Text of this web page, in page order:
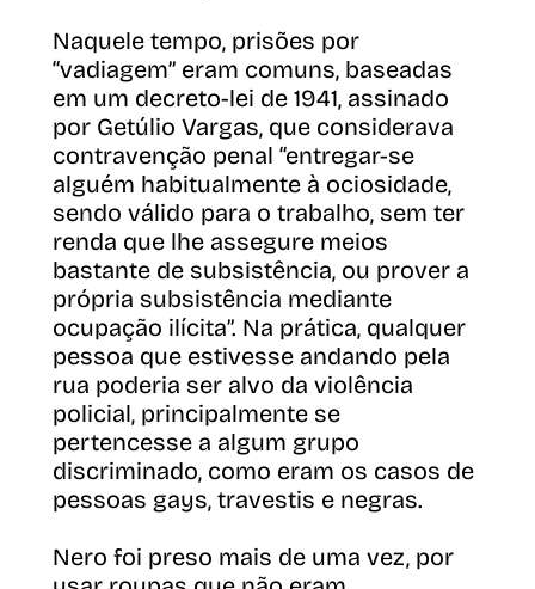
Naquele tempo, prisões por
“vadiagem” eram comuns, baseadas
em um decreto-lei de 1941, assinado
por Getúlio Vargas, que considerava
contravenção penal “entregar-se
alguém habitualmente à ociosidade,
sendo válido para o trabalho, sem ter
renda que lhe assegure meios
bastante de subsistência, ou prover a
própria subsistência mediante
ocupação ilícita”. Na prática, qualquer
pessoa que estivesse andando pela
rua poderia ser alvo da violência
policial, principalmente se
pertencesse a algum grupo
discriminado, como eram os casos de
pessoas gays, travestis e negras.
Nero foi preso mais de uma vez, por